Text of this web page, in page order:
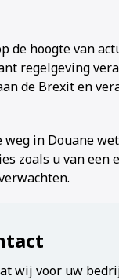
de hoogte van
regelgeving
de Brexit en
weg in Douane
zoals u van een
wij voor uw